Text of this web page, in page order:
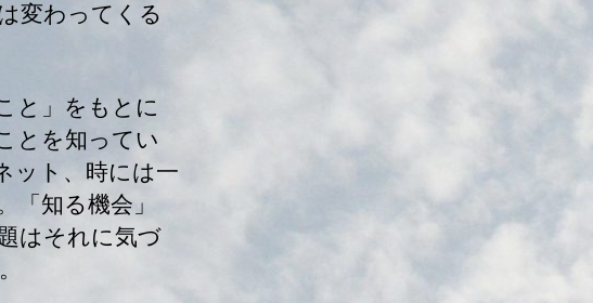
変わってくる
と」をもとに
とを知ってい
ット、時には一
知る機会」
はそれに気づ